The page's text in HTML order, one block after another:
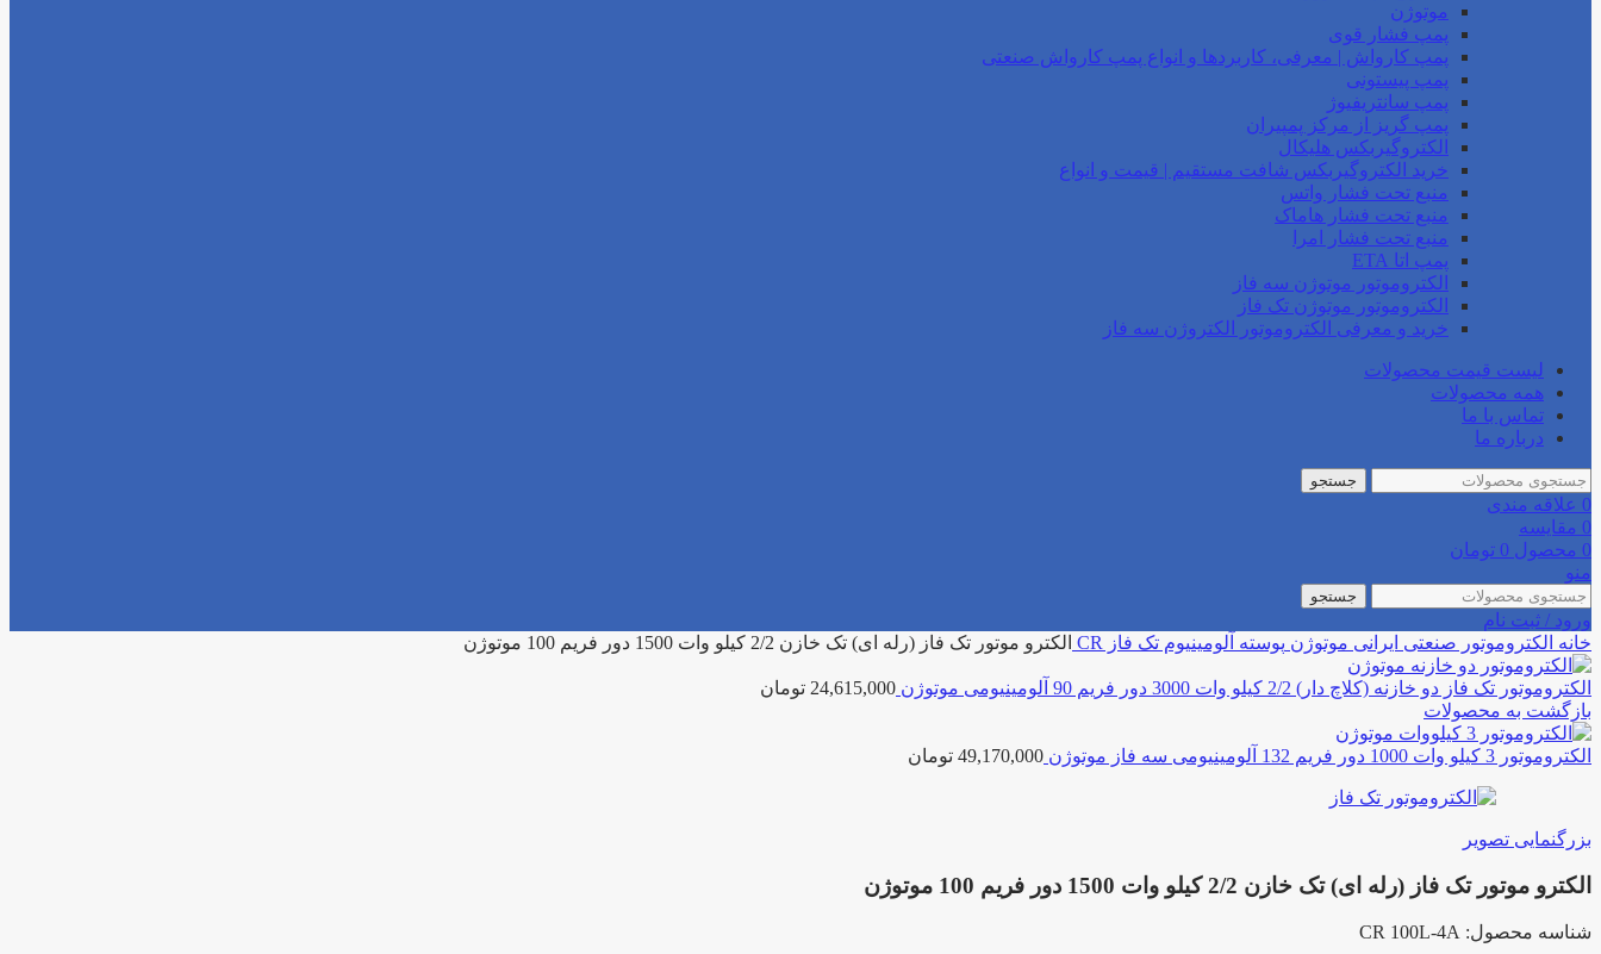
موتوژن
پمپ فشار قوی
پمپ کارواش | معرفی، کاربردها و انواع پمپ کارواش صنعتی
پمپ پیستونی
پمپ سانتریفیوژ
پمپ گریز از مرکز پمپیران
الکتروگیربکس هلیکال
خرید الکتروگیربکس شافت مستقیم | قیمت و انواع
منبع تحت فشار واتس
منبع تحت فشار هاماک
منبع تحت فشار امرا
پمپ اتا ETA
الکتروموتور موتوژن سه فاز
الکتروموتور موتوژن تک فاز
خرید و معرفی الکتروموتور الکتروژن سه فاز
لیست قیمت محصولات
همه محصولات
تماس با ما
درباره ما
جستجو
0 علاقه مندی
0 مقایسه
0 محصول 0 تومان
منو
جستجو
ورود / ثبت نام
خانه الکتروموتور صنعتی ایرانی موتوژن پوسته آلومینیوم تک فاز CR الکترو موتور تک فاز (رله ای) تک خازن 2/2 کیلو وات 1500 دور فریم 100 موتوژن
الکتروموتور تک فاز دو خازنه (کلاچ دار) 2/2 کیلو وات 3000 دور فریم 90 آلومینیومی موتوژن 24,615,000 تومان
بازگشت به محصولات
الکتروموتور 3 کیلو وات 1000 دور فریم 132 آلومینیومی سه فاز موتوژن 49,170,000 تومان
بزرگنمایی تصویر
الکترو موتور تک فاز (رله ای) تک خازن 2/2 کیلو وات 1500 دور فریم 100 موتوژن
شناسه محصول: CR 100L-4A